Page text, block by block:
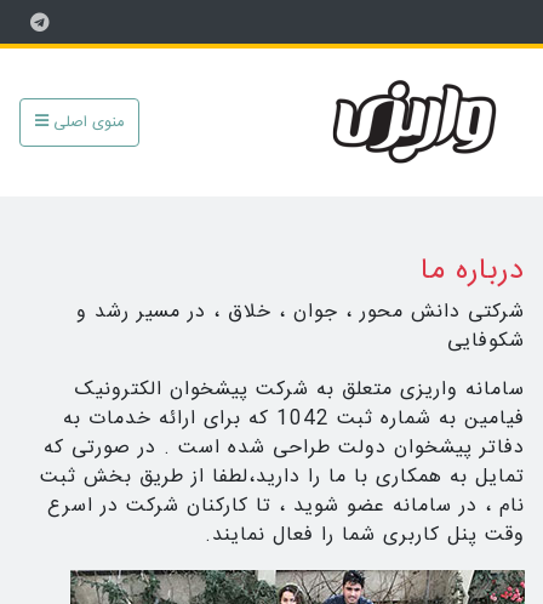
منوی اصلی
درباره ما
شرکتی دانش‌ محور ، جوان ، خلاق ،‌ در مسیر رشد و
شکوفایی
سامانه واریزی متعلق به شرکت پیشخوان الکترونیک
فیامین به شماره ثبت 1042 که برای ارائه خدمات به
دفاتر پیشخوان دولت طراحی شده است . در صورتی که
تمایل به همکاری با ما را دارید،لطفا از طریق بخش ثبت
نام ، در سامانه عضو شوید ، تا کارکنان شرکت در اسرع
وقت پنل کاربری شما را فعال نمایند.